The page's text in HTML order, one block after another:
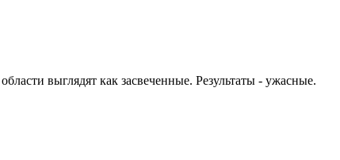
выглядят как засвеченные. Результаты - ужасные.